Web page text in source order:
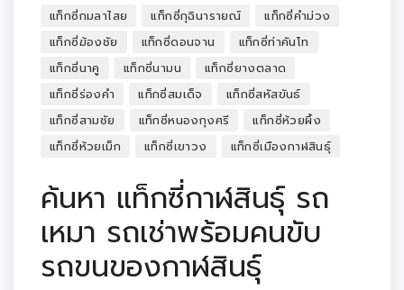
แท็กซี่กมลาไสย แท็กซี่กุฉินารายณ์
แท็กซี่คำม่วง
แท็กซี่ฆ้องชัย
แท็กซี่ดอนจาน
แท็กซี่ท่าคันโท
แท็กซี่นาคู
แท็กซี่นามน
แท็กซี่ยางตลาด
แท็กซี่ร่องคำ
แท็กซี่สมเด็จ
แท็กซี่สหัสขันธ์
แท็กซี่สามชัย
แท็กซี่หนองกุงศรี
แท็กซี่ห้วยผึ้ง
แท็กซี่ห้วยเม็ก
แท็กซี่เขาวง แท็กซี่เมืองกาฬสินธุ์
ค้นหา แท็กซี่กาฬสินธุ์ รถ
เหมา รถเช่าพร้อมคนขับ
รถขนของกาฬสินธุ์